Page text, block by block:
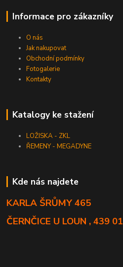
Informace pro zákazníky
O nás
Jak nakupovat
Obchodní podmínky
Fotogalerie
Kontakty
Katalogy ke stažení
LOŽISKA - ZKL
ŘEMENY - MEGADYNE
Kde nás najdete
KARLA ŠRŮMY 465
ČERNČICE U LOUN , 439 01